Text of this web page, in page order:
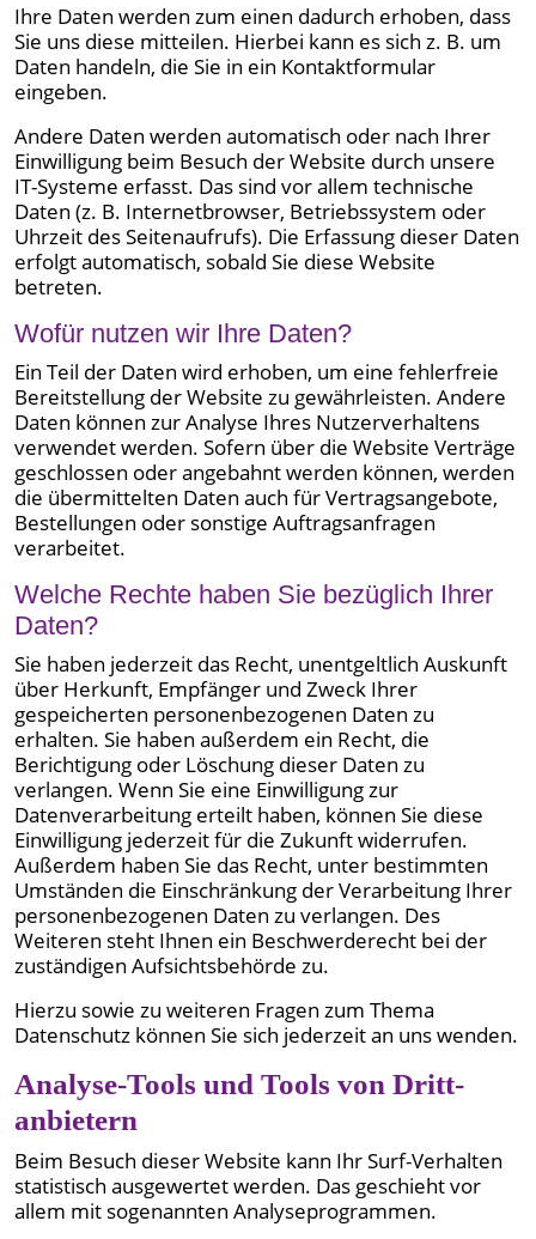
Ihre Daten werden zum einen dadurch erhoben, dass
Sie uns diese mitteilen. Hierbei kann es sich z. B. um
Daten handeln, die Sie in ein Kontaktformular
eingeben.
Andere Daten werden automatisch oder nach Ihrer
Einwilligung beim Besuch der Website durch unsere
IT-Systeme erfasst. Das sind vor allem technische
Daten (z. B. Internetbrowser, Betriebssystem oder
Uhrzeit des Seitenaufrufs). Die Erfassung dieser Daten
erfolgt automatisch, sobald Sie diese Website
betreten.
Wofür nutzen wir Ihre Daten?
Ein Teil der Daten wird erhoben, um eine fehlerfreie
Bereitstellung der Website zu gewährleisten. Andere
Daten können zur Analyse Ihres Nutzerverhaltens
verwendet werden. Sofern über die Website Verträge
geschlossen oder angebahnt werden können, werden
die übermittelten Daten auch für Vertragsangebote,
Bestellungen oder sonstige Auftragsanfragen
verarbeitet.
Welche Rechte haben Sie bezüglich Ihrer
Daten?
Sie haben jederzeit das Recht, unentgeltlich Auskunft
über Herkunft, Empfänger und Zweck Ihrer
gespeicherten personenbezogenen Daten zu
erhalten. Sie haben außerdem ein Recht, die
Berichtigung oder Löschung dieser Daten zu
verlangen. Wenn Sie eine Einwilligung zur
Datenverarbeitung erteilt haben, können Sie diese
Einwilligung jederzeit für die Zukunft widerrufen.
Außerdem haben Sie das Recht, unter bestimmten
Umständen die Einschränkung der Verarbeitung Ihrer
personenbezogenen Daten zu verlangen. Des
Weiteren steht Ihnen ein Beschwerderecht bei der
zuständigen Aufsichtsbehörde zu.
Hierzu sowie zu weiteren Fragen zum Thema
Datenschutz können Sie sich jederzeit an uns wenden.
Analyse-Tools und Tools von Dritt­
anbietern
Beim Besuch dieser Website kann Ihr Surf-Verhalten
statistisch ausgewertet werden. Das geschieht vor
allem mit sogenannten Analyseprogrammen.